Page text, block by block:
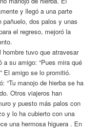
y llegó a una parte
pañuelo, dos palos y unas
el regreso, mejoró la
tuvo que atravesar
su amigo: “Pues mira qué
El amigo se lo promitió.
“Tu manojo de hierba se ha
Otros viajeros han
y puesto más palos con
y lo ha cubierto con una
una hermosa higuera . En